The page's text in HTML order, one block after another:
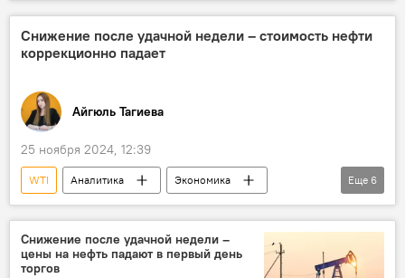
Brent
ОПЕК+
Снижение после удачной недели – стоимость нефти
коррекционно падает
Айгюль Тагиева
25 ноября 2024, 12:39
WTI Аналитика
Экономика
энергетика
нефтяной сектор
Цена нефти
Энергетический рынок
Brent
Фьючерсы
Еще 6
Снижение после удачной недели –
цены на нефть падают в первый день
торгов